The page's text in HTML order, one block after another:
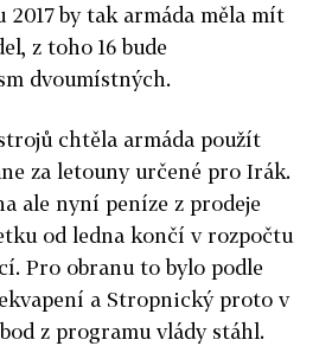
by tak armáda měla mít
z toho 16 bude
dvoumístných.
chtěla armáda použít
za letouny určené pro Irák.
ale nyní peníze z prodeje
od ledna končí v rozpočtu
Pro obranu to bylo podle
a Stropnický proto v
z programu vlády stáhl.